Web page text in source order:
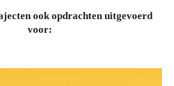
ook opdrachten uitgevoerd
voor: